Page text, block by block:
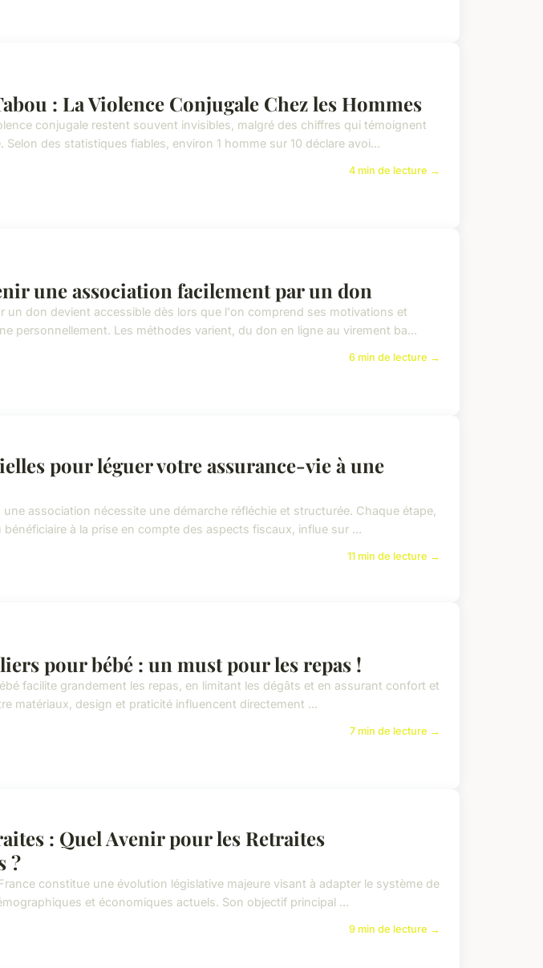
: La Violence Conjugale Chez les Hommes
conjugale restent souvent invisibles, malgré des chiffres qui témoignent
Selon des statistiques fiables, environ 1 homme sur 10 déclare avoi...
4 min de lecture →
une association facilement par un don
un don devient accessible dès lors que l'on comprend ses motivations et
personnellement. Les méthodes varient, du don en ligne au virement ba...
6 min de lecture →
pour léguer votre assurance-vie à une
association nécessite une démarche réfléchie et structurée. Chaque étape,
à la prise en compte des aspects fiscaux, influe sur ...
11 min de lecture →
pour bébé : un must pour les repas !
facilite grandement les repas, en limitant les dégâts et en assurant confort et
matériaux, design et praticité influencent directement ...
7 min de lecture →
: Quel Avenir pour les Retraites
?
constitue une évolution législative majeure visant à adapter le système de
et économiques actuels. Son objectif principal ...
9 min de lecture →